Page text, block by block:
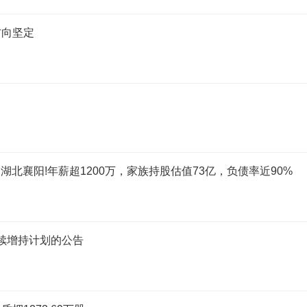
坚定
北襄阳!年薪超1200万，家族持股估值73亿，负债率近90%
增持计划的公告